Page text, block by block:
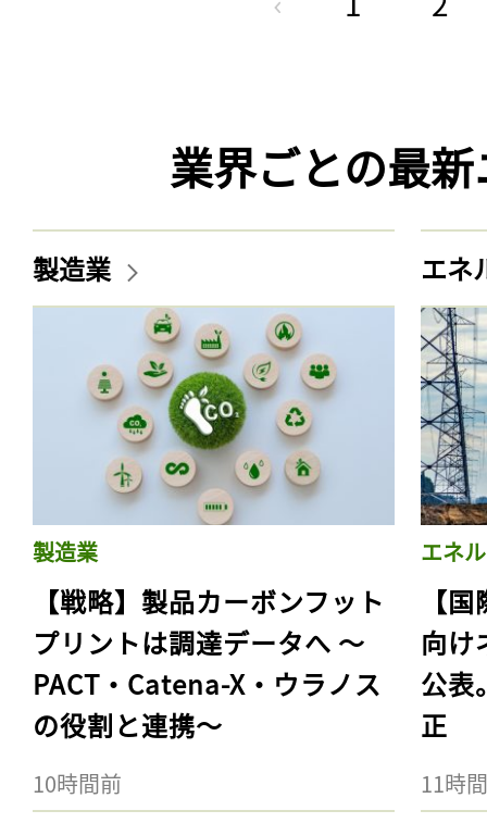
業界ごとの最
製造業
製造業
【戦略】製品カーボンフット
プリントは調達データへ 〜
PACT・Catena-X・ウラノス
の役割と連携〜
10時間前
エネ
エネ
【
向け
公表
正
11時